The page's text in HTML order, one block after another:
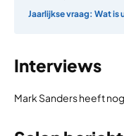
Jaarlijkse vraag: Wat
Interviews
Mark Sanders heeft